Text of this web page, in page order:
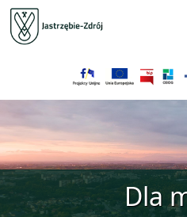
Przejdź do menu głównego
Przejdź do treści
Dla